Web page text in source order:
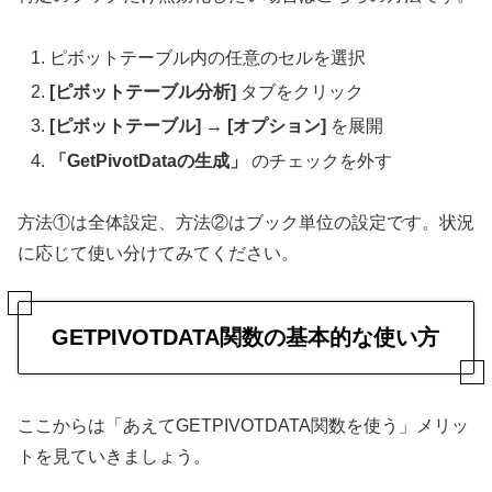
ピボットテーブル内の任意のセルを選択
[ピボットテーブル分析] タブをクリック
[ピボットテーブル] → [オプション] を展開
「GetPivotDataの生成」
のチェックを外す
方法①は全体設定、方法②はブック単位の設定です。状況
に応じて使い分けてみてください。
GETPIVOTDATA関数の基本的な使い方
ここからは「あえてGETPIVOTDATA関数を使う」メリッ
トを見ていきましょう。